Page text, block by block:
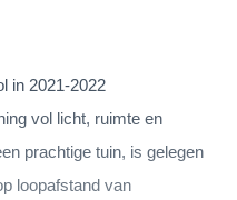
in 2021-2022
vol licht, ruimte en
prachtige tuin, is gelegen
loopafstand van